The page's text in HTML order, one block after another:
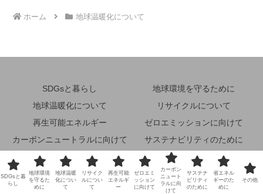
ホーム 地球温暖化について
SDGsと暮らし
地球環境を守るために
地球温暖化について
リサイクルについて
再生可能エネルギー
ゼロエミッションに向けて
カーボンニュートラルに向けて
サステナビリティのために
省エネルギーのために
その他
© 2024 未来地球環境ナビ.
SDGsと暮
らし
地球環境
を守るた
めに
地球温暖
化につい
て
リサイク
ルについ
て
再生可能
エネルギ
ー
ゼロエミ
ッション
に向けて
カーボン
ニュート
ラルに向
けて
サステナ
ビリティ
のために
省エネル
ギーのた
めに
その他